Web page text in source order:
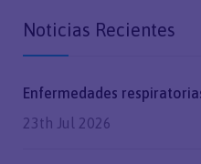
Noticias Recientes
Enfermedades
23th Jul 2026